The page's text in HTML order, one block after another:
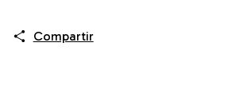
Compartir